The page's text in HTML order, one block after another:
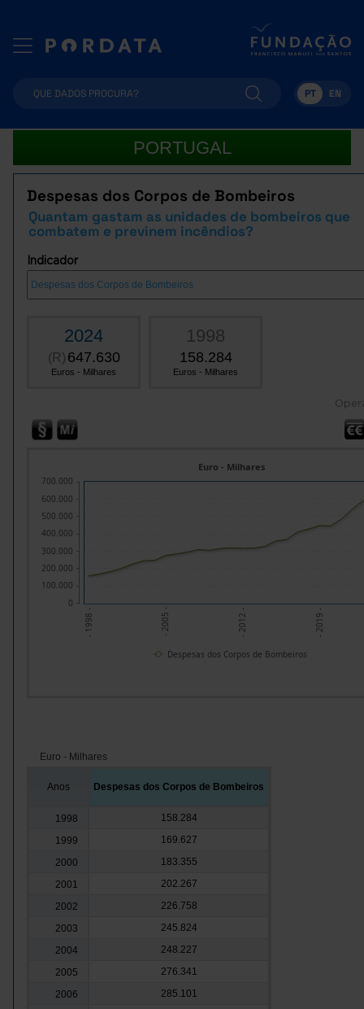
PT EN
PORTUGAL
Despesas dos Corpos de Bombeiros
Quantam gastam as unidades de bombeiros que
combatem e previnem incêndios?
Indicador
2024
(R) 647.630
Euros - Milhares
1998
158.284
Euros - Milhares
- 1998 - - 2005 - - 2012 - - 2019 -
Euro - Milhares
0
100.000
200.000
300.000
400.000
500.000
600.000
700.000
Despesas dos Corpos de Bombeiros
Euro - Milhares
Anos Despesas dos Corpos de Bombeiros
1998
158.284
1999
169.627
2000
183.355
2001
202.267
2002
226.758
2003
245.824
2004
248.227
2005
276.341
2006
285.101